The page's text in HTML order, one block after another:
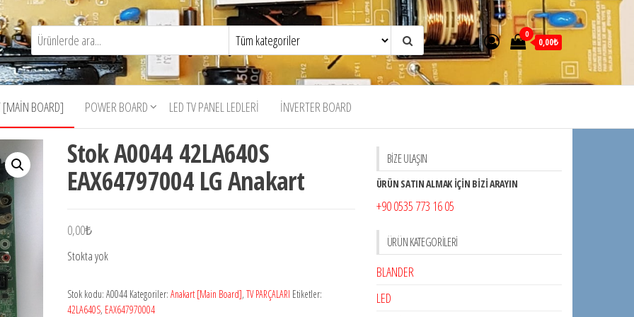
0
0,00₺
[MAIN BOARD] POWER BOARD LED TV PANEL LEDLERI İNVERTER BOARD
Stok A0044 42LA640S
EAX64797004 LG Anakart
0,00₺
Stokta yok
Stok kodu: A0044 Kategoriler: Anakart [Main Board], TV PARÇALARI Etiketler:
42LA640S, EAX647970004
BİZE ULAŞIN
ÜRÜN SATIN ALMAK İÇİN BİZİ ARAYIN
+90 0535 773 16 05
ÜRÜN KATEGORILERI
BLANDER
LED